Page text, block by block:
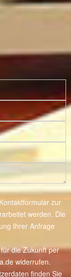
zur
werden. Die
Ihrer Anfrage
die Zukunft per
widerrufen.
finden Sie